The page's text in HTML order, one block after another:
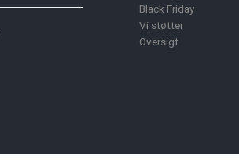
Black Friday
Vi støtter
Oversigt